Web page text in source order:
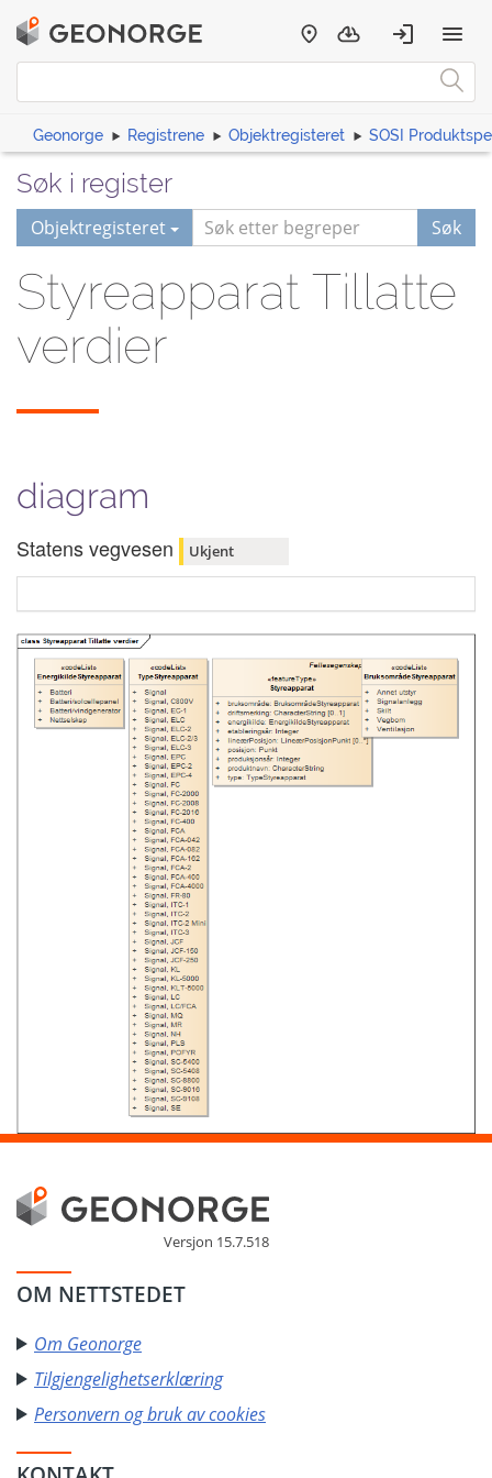
Geonorge Registrene Objektregisteret SOSI
Søk i register
Objektregisteret Søk
Styreapparat Tillatte
verdier
diagram
Statens vegvesen Ukjent